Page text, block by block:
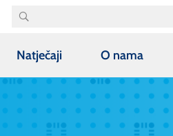
Natječaji O nama